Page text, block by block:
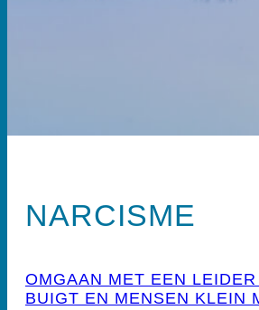
NARCISME
OMGAAN MET EEN
BUIGT EN MENSEN KLEIN